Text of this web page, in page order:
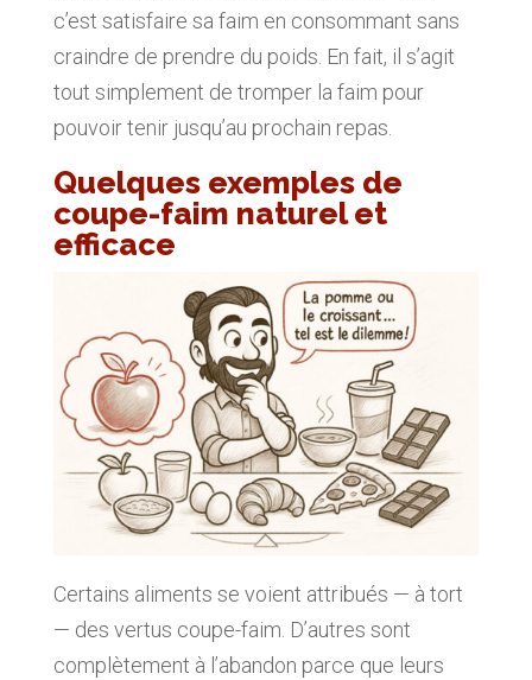
c’est satisfaire sa faim en consommant sans
craindre de prendre du poids. En fait, il s’agit
tout simplement de tromper la faim pour
pouvoir tenir jusqu’au prochain repas.
Quelques exemples de
coupe-faim naturel et
efficace
Certains aliments se voient attribués — à tort
— des vertus coupe-faim. D’autres sont
complètement à l’abandon parce que leurs